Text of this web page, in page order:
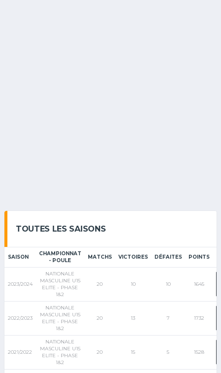
TOUTES LES SAISONS
SAISON
CHAMPIONNAT
- POULE
MATCHS VICTOIRES DÉFAITES POINTS
2023/2024
NATIONALE
MASCULINE U15
ELITE - PHASE
1&2
20 10 10 1645
2022/2023
NATIONALE
MASCULINE U15
ELITE - PHASE
1&2
20 13 7 1732
2021/2022
NATIONALE
MASCULINE U15
ELITE - PHASE
1&2
20 15 5 1528